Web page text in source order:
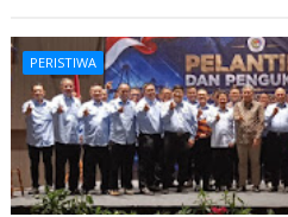
PERISTIWA